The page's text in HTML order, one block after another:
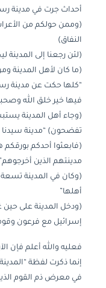
أحداث جرت في مدينة
(وممن حولكم من
النفاق)
(لئن رجعنا إلى المدينة
(ما كان لأهل المدينة
“كلها حكت عن مدينة
فيها خير خلق الله
(وجاء أهل المدينة
تفضحون) “مدينة سيدنا
(فابعثوا أحدكم
مدينتهم الذين أخرجوهم”
(وكان في المدينة
أهلها”
(ودخل المدينة على
إسرائيل مع فرعون
فعليه والله أعلم فإن
إنما ذكرت لفظة
في معرض ذم القوم